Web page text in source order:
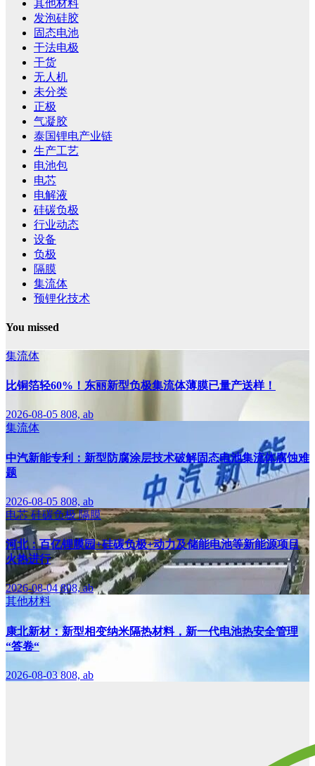
其他材料
发泡硅胶
固态电池
干法电极
干货
无人机
未分类
正极
气凝胶
泰国锂电产业链
生产工艺
电池包
电芯
电解液
硅碳负极
行业动态
设备
负极
隔膜
集流体
预锂化技术
You missed
集流体
比铜箔轻60%！东丽新型负极集流体薄膜已量产送样！
2026-08-05 808, ab
集流体
中汽新能专利：新型防腐涂层技术破解固态电池集流体腐蚀难
题
2026-08-05 808, ab
电芯硅碳负极隔膜
河北：百亿锂膜园+硅碳负极+动力及储能电池等新能源项目
火热进行
2026-08-04808, ab
其他材料
康北新材：新型相变纳米隔热材料，新一代电池热安全管理
“答卷“
2026-08-03808, ab